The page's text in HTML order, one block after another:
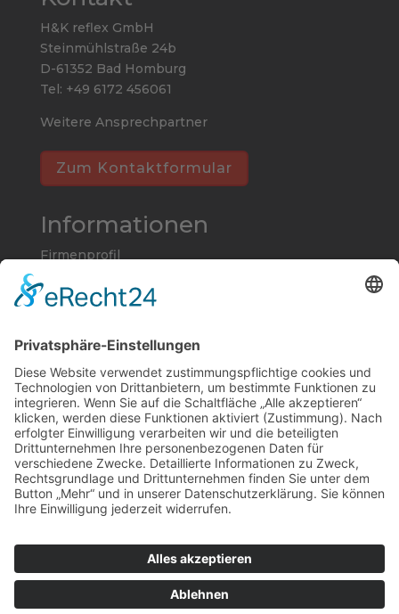
H&K reflex GmbH
Steinmühlstraße 24b
D-61352 Bad Homburg
Tel: +49 6172 456061
Weitere Ansprechpartner
Zum Kontaktformular
Informationen
Firmenprofil
Unsere Philosophie
Datenschutzerklärung
AGB
Produkte und Services
Galvanos
Kunststoffspritzwerkzeuge
Design und Entwicklung